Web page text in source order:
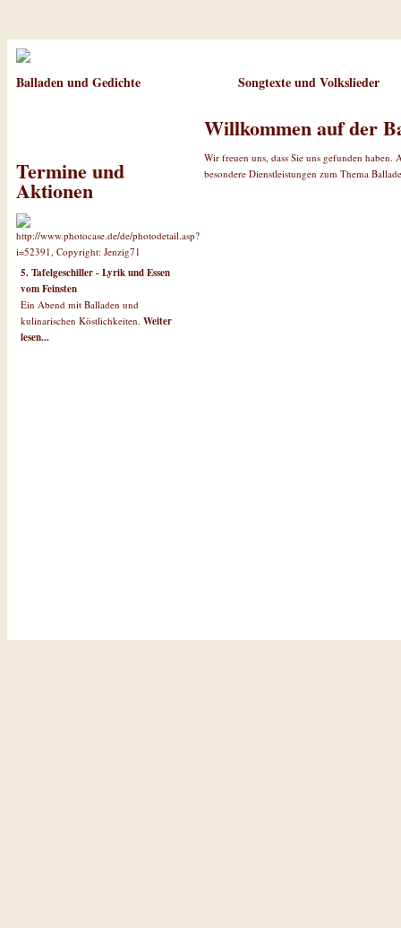
Balladen und Gedichte Songtexte und Volkslieder
Termine und
Aktionen
5. Tafelgeschiller - Lyrik und Essen
vom Feinsten
Ein Abend mit Balladen und
kulinarischen Köstlichkeiten. Weiter
lesen...
Willkommen auf der
Wir freuen uns, dass Sie uns gefunden
besondere Dienstleistungen zum Thema